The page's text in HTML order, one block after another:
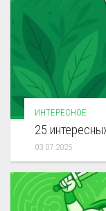
ИНТЕРЕСНОЕ
25
03.07.2025